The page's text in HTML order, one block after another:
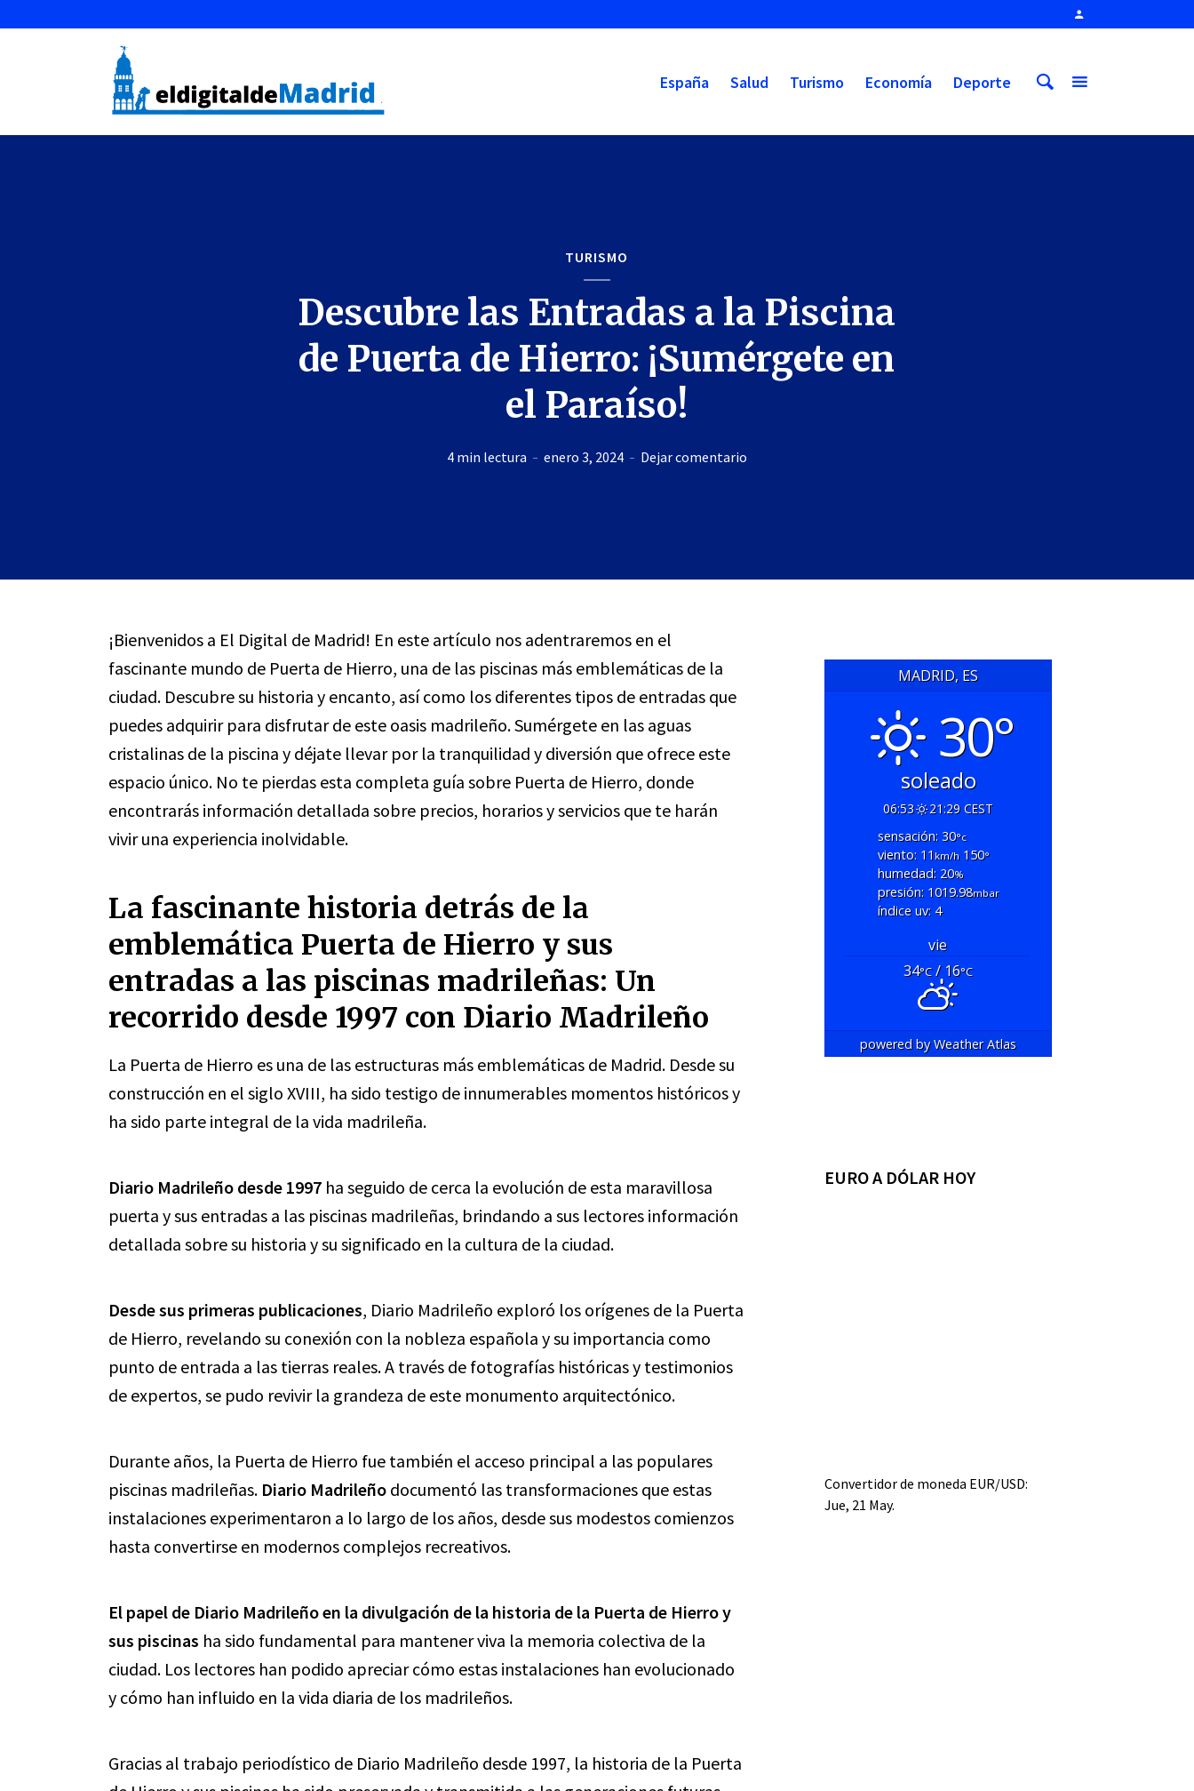
España Salud Turismo Economía Deporte
TURISMO
Descubre las Entradas a la Piscina
de Puerta de Hierro: ¡Sumérgete en
el Paraíso!
4 min lectura enero 3, 2024 Dejar comentario
¡Bienvenidos a El Digital de Madrid! En este artículo nos adentraremos en el
fascinante mundo de Puerta de Hierro, una de las piscinas más emblemáticas de la
ciudad. Descubre su historia y encanto, así como los diferentes tipos de entradas que
puedes adquirir para disfrutar de este oasis madrileño. Sumérgete en las aguas
cristalinas de la piscina y déjate llevar por la tranquilidad y diversión que ofrece este
espacio único. No te pierdas esta completa guía sobre Puerta de Hierro, donde
encontrarás información detallada sobre precios, horarios y servicios que te harán
vivir una experiencia inolvidable.
La fascinante historia detrás de la
emblemática Puerta de Hierro y sus
entradas a las piscinas madrileñas: Un
recorrido desde 1997 con Diario Madrileño
La Puerta de Hierro es una de las estructuras más emblemáticas de Madrid. Desde su
construcción en el siglo XVIII, ha sido testigo de innumerables momentos históricos y
ha sido parte integral de la vida madrileña.
Diario Madrileño desde 1997 ha seguido de cerca la evolución de esta maravillosa
puerta y sus entradas a las piscinas madrileñas, brindando a sus lectores información
detallada sobre su historia y su significado en la cultura de la ciudad.
Desde sus primeras publicaciones, Diario Madrileño exploró los orígenes de la Puerta
de Hierro, revelando su conexión con la nobleza española y su importancia como
punto de entrada a las tierras reales. A través de fotografías históricas y testimonios
de expertos, se pudo revivir la grandeza de este monumento arquitectónico.
Durante años, la Puerta de Hierro fue también el acceso principal a las populares
piscinas madrileñas. Diario Madrileño documentó las transformaciones que estas
instalaciones experimentaron a lo largo de los años, desde sus modestos comienzos
hasta convertirse en modernos complejos recreativos.
El papel de Diario Madrileño en la divulgación de la historia de la Puerta de Hierro y
sus piscinas ha sido fundamental para mantener viva la memoria colectiva de la
ciudad. Los lectores han podido apreciar cómo estas instalaciones han evolucionado
y cómo han influido en la vida diaria de los madrileños.
Gracias al trabajo periodístico de Diario Madrileño desde 1997, la historia de la Puerta
MADRID, ES
30°
soleado
06:53
21:29 CEST
sensación: 30°c
viento: 11 km/h150°
humedad: 20%
presión: 1019.98mbar
índice uv: 4
vie
34°C/ 16°C
powered byWeather Atlas
EURO A DÓLAR HOY
Convertidor de moneda EUR/USD:
Jue, 21 May.